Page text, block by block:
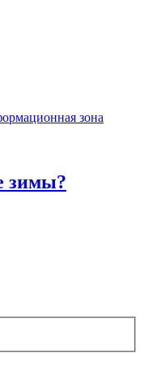
зона
зимы?